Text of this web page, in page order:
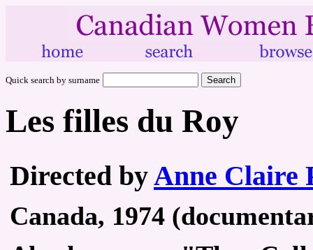
Quick search by surname
Les filles du Roy
Directed byAnne Claire
Canada, 1974